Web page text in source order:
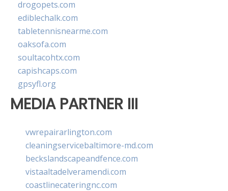
drogopets.com
ediblechalk.com
tabletennisnearme.com
oaksofa.com
soultacohtx.com
capishcaps.com
gpsyfl.org
MEDIA PARTNER III
vwrepairarlington.com
cleaningservicebaltimore-md.com
beckslandscapeandfence.com
vistaaltadelveramendi.com
coastlinecateringnc.com